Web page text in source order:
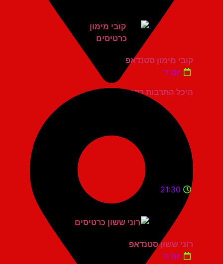
היכל התרבות כפר סבא
קובי מימון סטנדאפ
יום ד'
21:30
רוני ששון סטנדאפ
יום ה'